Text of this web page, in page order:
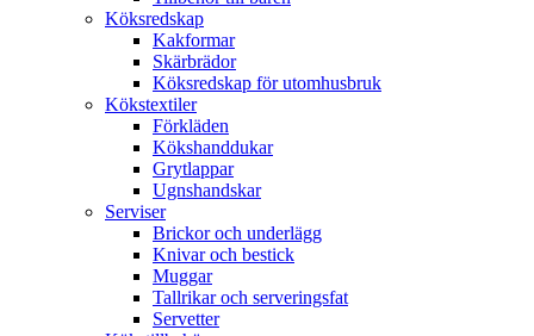
Köksredskap
Kakformar
Skärbrädor
Köksredskap för utomhusbruk
Kökstextiler
Förkläden
Kökshanddukar
Grytlappar
Ugnshandskar
Serviser
Brickor och underlägg
Knivar och bestick
Muggar
Tallrikar och serveringsfat
Servetter